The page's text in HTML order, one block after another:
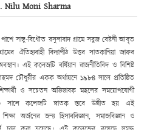
Nilu Moni Sharma
পাশে সাঙ্গু-বিধৌত রসুলাবাদ গ্রামে সবুজ বেষ্টনী আবৃত
ঐতিহ্যবাহী বিদ্যাপীঠ উত্তর সাতকানিয়া জাফর
এই কলেজটি বর্ষিয়ান রাজনীতিবিদ ও বিশিষ্ট
চৌধুরীর একক অর্থায়নে ১৯৮৪ সালে প্রতিষ্ঠিত
ও সচেতন অভিভাবক মহলের সময়োপযোগী
সালে কলেজটি স্নাতক স্তরে উন্নীত হয় এই
শিক্ষা অর্জনের জন্য হিসাববিজ্ঞান, সমাজবিজ্ঞান ও
চালু করা হয়েছে। এই কলেজের রয়েছে সমৃদ্ধ